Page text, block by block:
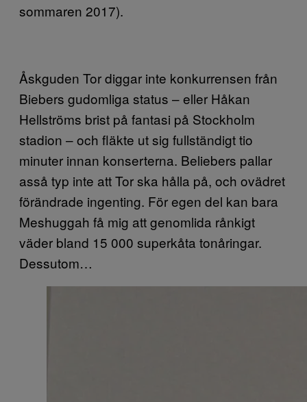
sommaren 2017).
Åskguden Tor diggar inte konkurrensen från
Biebers gudomliga status – eller Håkan
Hellströms brist på fantasi på Stockholm
stadion – och fläkte ut sig fullständigt tio
minuter innan konserterna. Beliebers pallar
asså typ inte att Tor ska hålla på, och ovädret
förändrade ingenting. För egen del kan bara
Meshuggah få mig att genomlida rånkigt
väder bland 15 000 superkåta tonåringar.
Dessutom…